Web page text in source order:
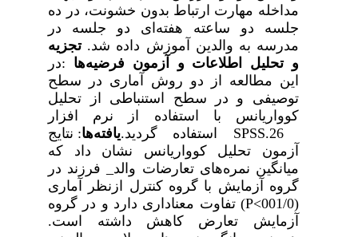
مداخله مهارت ارتباط بدون خشونت، در ده
جلسه
دو ساعته هفته‌ای دو جلسه
در
مدرسه به والدین آموزش داده شد. تجزیه
تحلیل اطلاعات و آزمون فرضیهها : در
این مطالعه از دو روش آماری در
سطح
توصیفی و در سطح استنباطی از
تحلیل
کوواریانس
استفاده از نرم
افزار
SPSS.26استفاده گردید.یافته‌ها:نتایج
آزمون
تحلیل کوواریانس نشان داد
که
میانگین نمره‌های تعارضات والد_ فرزند در
گروه آزمایش با گروه کنترل ازنظر آماری
P<) تفاوت معناداری دارد و در گروه
آزمایش
تعارض کاهش داشته است.